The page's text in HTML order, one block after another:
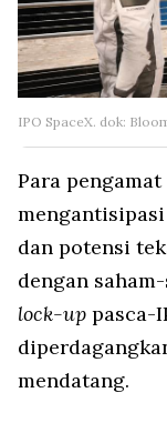
IPO SpaceX. dok:
Para
dan potensi
dengan
lock-up pasca-
mendatang.